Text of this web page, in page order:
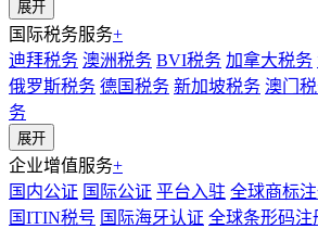
展开
国际税务服务+
迪拜税务 澳洲税务 BVI税务 加拿大税务
俄罗斯税务 德国税务 新加坡税务 澳门
务
展开
企业增值服务+
国内公证 国际公证 平台入驻 全球商标
国ITIN税号 国际海牙认证 全球条形码注